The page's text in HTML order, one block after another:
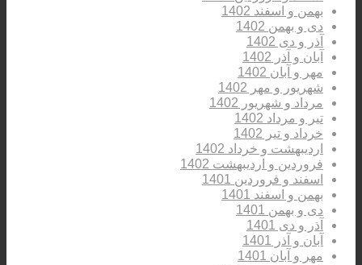
بهمن و اسفند 1402
دی و بهمن 1402
آذر و دی 1402
آبان و آذر 1402
مهر و آبان 1402
شهریور و مهر 1402
مرداد و شهریور 1402
تیر و مرداد 1402
خرداد و تیر 1402
اردیبهشت و خرداد 1402
فروردین و اردیبهشت 1402
اسفند و فروردین 1401
بهمن و اسفند 1401
دی و بهمن 1401
آذر و دی 1401
آبان و آذر 1401
مهر و آبان 1401